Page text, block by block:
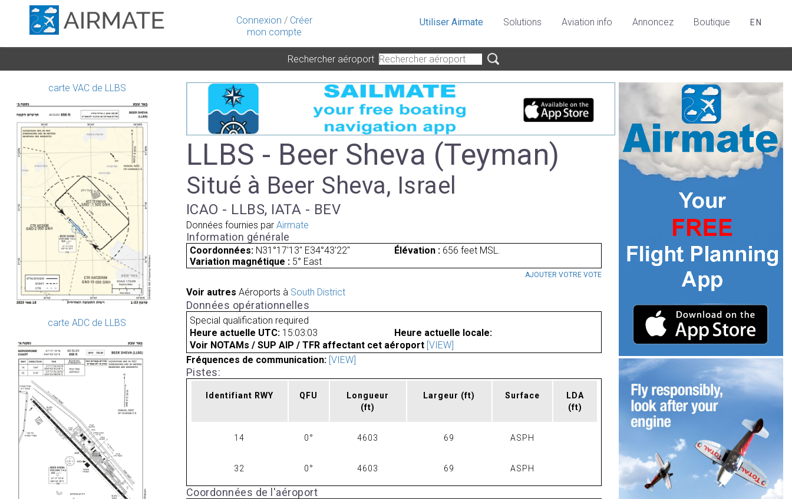
Connexion / Créer
mon compte
Utiliser Airmate Solutions Aviation info Annoncez Boutique EN
Rechercher aéroport
carte VAC de LLBS
carte ADC de LLBS
LLBS - Beer Sheva (Teyman)
Situé à Beer Sheva, Israel
ICAO - LLBS, IATA - BEV
Données fournies par Airmate
Information générale
Coordonnées: N31°17'13" E34°43'22" Élévation :656 feet MSL.
Variation magnétique : 5° East
AJOUTER VOTRE VOTE
Voir autres Aéroports à South District
Données opérationnelles
Special qualification required
Heure actuelle UTC: 15:03:03
Heure actuelle locale:
Voir NOTAMs / SUP AIP / TFR affectant cet aéroport [VIEW]
Fréquences de communication: [VIEW]
Pistes:
Identifiant RWY QFU
Longueur
(ft)
Largeur (ft) Surface
LDA
(ft)
14 0° 4603 69 ASPH
32 0° 4603 69 ASPH
Coordonnées de l'aéroport